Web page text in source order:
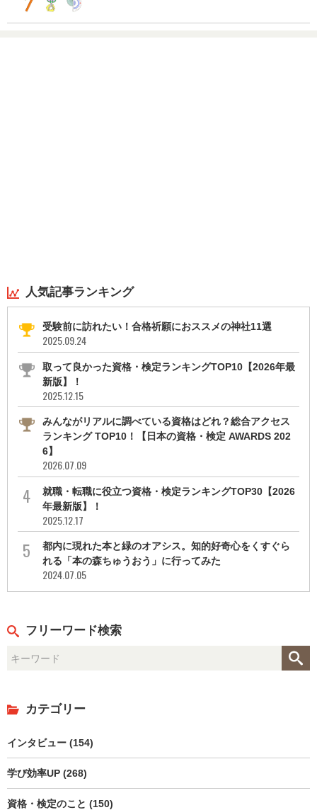
人気記事ランキング
受験前に訪れたい！合格祈願におススメの神社11選
2025.09.24
取って良かった資格・検定ランキングTOP10【2026年最
新版】！
2025.12.15
みんながリアルに調べている資格はどれ？総合アクセス
ランキング TOP10！【日本の資格・検定 AWARDS 202
6】
2026.07.09
就職・転職に役立つ資格・検定ランキングTOP30【2026
年最新版】！
2025.12.17
都内に現れた本と緑のオアシス。知的好奇心をくすぐら
れる「本の森ちゅうおう」に行ってみた
2024.07.05
フリーワード検索
カテゴリー
インタビュー (154)
学び効率UP (268)
資格・検定のこと (150)